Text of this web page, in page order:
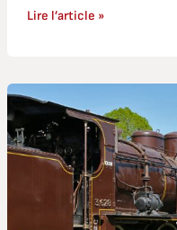
Lire l’article »
Festival
AJECTA
2023
à
Longueville